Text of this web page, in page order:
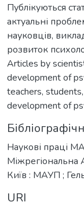
Публікуються
актуальні
науковців,
розвиток
Articles by
development of
teachers,
development of
Наукові праці
Міжрегіональна
Київ : МАУП ;
URI